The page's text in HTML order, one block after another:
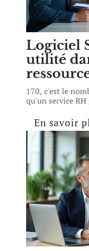
Logiciel
utilité
170, c'est le
qu'un service
En savoir